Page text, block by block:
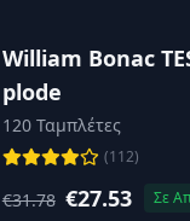
William Bonac
plode
120 Ταμπλέτες
(112)
€31.78 €27.53 Σε